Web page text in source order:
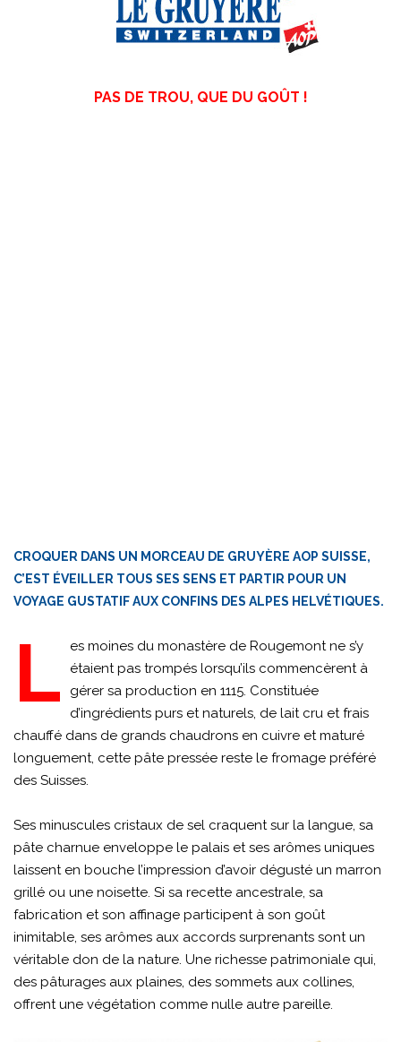
PAS DE TROU, QUE DU GOÛT !
CROQUER DANS UN MORCEAU DE GRUYÈRE AOP SUISSE,
C’EST ÉVEILLER TOUS SES SENS ET PARTIR POUR UN
VOYAGE GUSTATIF AUX CONFINS DES ALPES HELVÉTIQUES.
L
es moines du monastère de Rougemont ne s’y
étaient pas trompés lorsqu’ils commencèrent à
gérer sa production en 1115. Constituée
d’ingrédients purs et naturels, de lait cru et frais
chauffé dans de grands chaudrons en cuivre et maturé
longuement, cette pâte pressée reste le fromage préféré
des Suisses.
Ses minuscules cristaux de sel craquent sur la langue, sa
pâte charnue enveloppe le palais et ses arômes uniques
laissent en bouche l’impression d’avoir dégusté un marron
grillé ou une noisette. Si sa recette ancestrale, sa
fabrication et son affinage participent à son goût
inimitable, ses arômes aux accords surprenants sont un
véritable don de la nature. Une richesse patrimoniale qui,
des pâturages aux plaines, des sommets aux collines,
offrent une végétation comme nulle autre pareille.